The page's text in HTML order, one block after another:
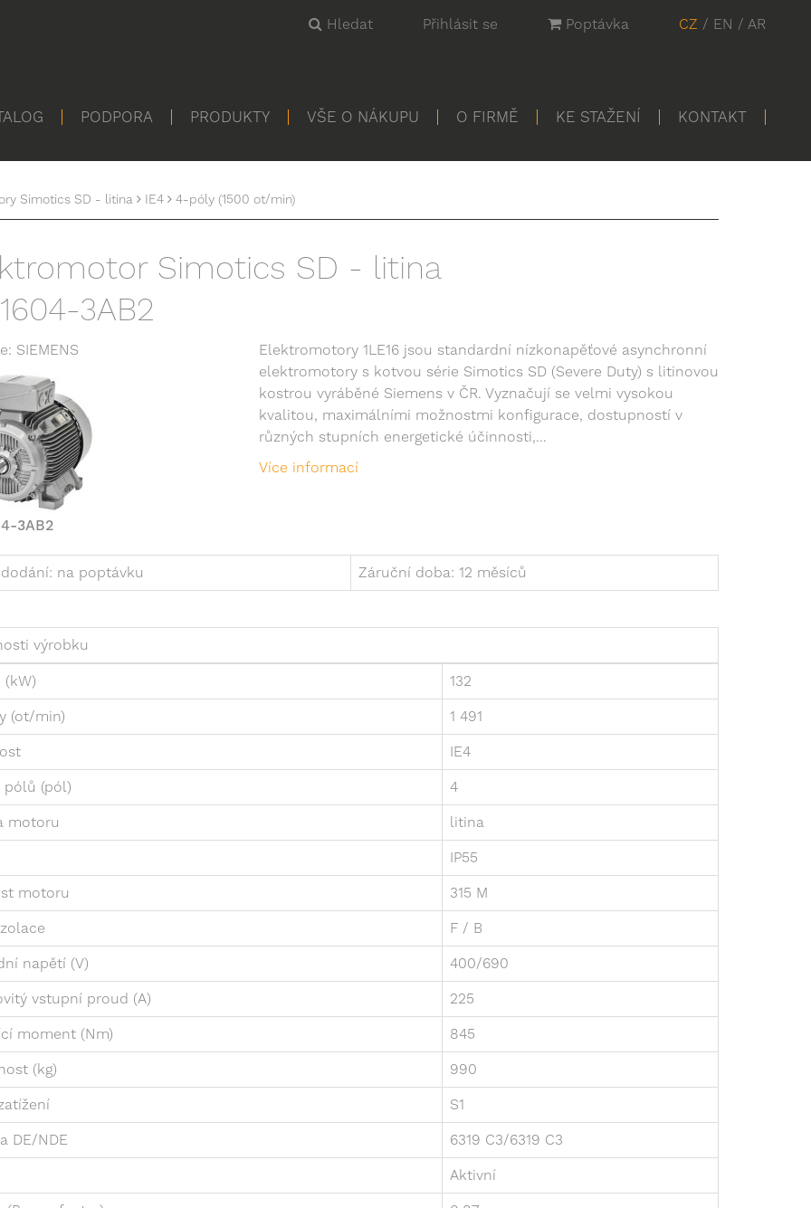
Hledat Přihlásit se Poptávka CZ / EN / AR
PODPORA PRODUKTY VŠE O NÁKUPU O FIRMĚ KE STAŽENÍ KONTAKT
Simotics SD - litina IE4 4-póly (1500 ot/min)
Simotics SD - litina
3AB2
SIEMENS
3AB2
Elektromotory 1LE16 jsou standardní nízkonapěťové asynchronní
elektromotory s kotvou série Simotics SD (Severe Duty) s litinovou
kostrou vyráběné Siemens v ČR. Vyznačují se velmi vysokou
kvalitou, maximálními možnostmi konfigurace, dostupností v
různých stupních energetické účinnosti,...
Více informací
na poptávku Záruční doba: 12 měsíců
výrobku
(kW) 132
(ot/min) 1 491
IE4
(pól) 4
motoru litina
IP55
motoru 315 M
F / B
napětí (V) 400/690
vstupní proud (A) 225
moment (Nm) 845
(kg) 990
S1
DE/NDE 6319 C3/6319 C3
Aktivní